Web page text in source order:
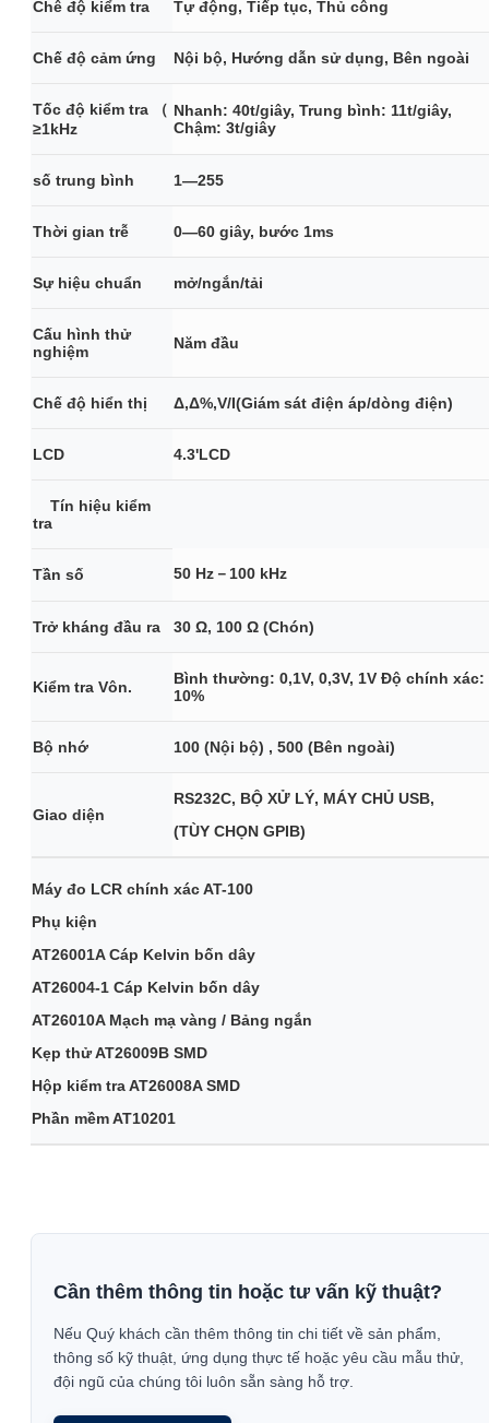
Chê độ kiểm tra Tự động, Tiếp tục, Thủ công
Chế độ cảm ứng Nội bộ, Hướng dẫn sử dụng, Bên ngoài
Tốc độ kiểm tra （
≥1kHz
Nhanh: 40t/giây, Trung bình: 11t/giây,
Chậm: 3t/giây
số trung bình 1—255
Thời gian trễ 0—60 giây, bước 1ms
Sự hiệu chuẩn mở/ngắn/tải
Cấu hình thử
nghiệm
Năm đầu
Chế độ hiển thị Δ,Δ%,V/I(Giám sát điện áp/dòng điện)
LCD 4.3'LCD
Tín hiệu kiểm
tra
Tần số 50 Hz－100 kHz
Trở kháng đầu ra 30 Ω, 100 Ω (Chón)
Kiểm tra Vôn.
Bình thường: 0,1V, 0,3V, 1V Độ chính xác:
10%
Bộ nhớ 100 (Nội bộ) , 500 (Bên ngoài)
Giao diện
RS232C, BỘ XỬ LÝ, MÁY CHỦ USB,
(TÙY CHỌN GPIB)
Máy đo LCR chính xác AT-100
Phụ kiện
AT26001A Cáp Kelvin bốn dây
AT26004-1 Cáp Kelvin bốn dây
AT26010A Mạch mạ vàng / Bảng ngắn
Kẹp thử AT26009B SMD
Hộp kiểm tra AT26008A SMD
Phần mềm AT10201
Cần thêm thông tin hoặc tư vấn kỹ thuật?
Nếu Quý khách cần thêm thông tin chi tiết về sản phẩm,
thông số kỹ thuật, ứng dụng thực tế hoặc yêu cầu mẫu thử,
đội ngũ của chúng tôi luôn sẵn sàng hỗ trợ.